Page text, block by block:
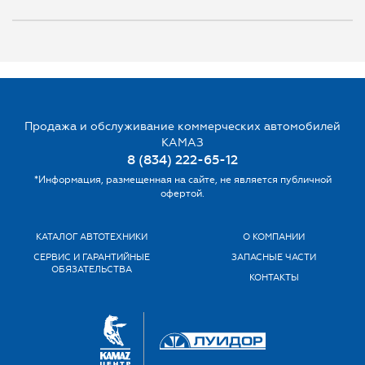
Продажа и обслуживание коммерческих автомобилей
КАМАЗ
8 (834) 222-65-12
*Информация, размещенная на сайте, не является публичной
офертой.
КАТАЛОГ АВТОТЕХНИКИ
СЕРВИС И ГАРАНТИЙНЫЕ
ОБЯЗАТЕЛЬСТВА
О КОМПАНИИ
ЗАПАСНЫЕ ЧАСТИ
КОНТАКТЫ